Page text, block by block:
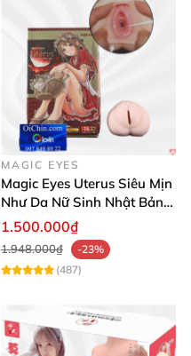
MAGIC EYES
Magic Eyes Uterus Siêu Mịn
Như Da Nữ Sinh Nhật Bản
Mềm Mại
1.500.000₫
1.948.000₫
-23%
(487)